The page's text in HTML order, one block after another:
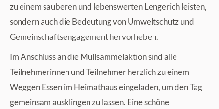
zu einem sauberen und lebenswerten Lengerich leisten,
sondern auch die Bedeutung von Umweltschutz und
Gemeinschaftsengagement hervorheben.
Im Anschluss an die Müllsammelaktion sind alle
Teilnehmerinnen und Teilnehmer herzlich zu einem
Weggen Essen im Heimathaus eingeladen, um den Tag
gemeinsam ausklingen zu lassen. Eine schöne